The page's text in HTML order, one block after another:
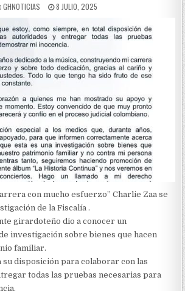
AUTHOR:
GHNOTICIAS
PUBLISHED
8 JULIO, 2025
con mucho esfuerzo” Charlie Zaa se
de la Fiscalía .
girardoteño dio a conocer un
investigación sobre bienes que hacen
familiar.
disposición para colaborar con las
todas las pruebas necesarias para